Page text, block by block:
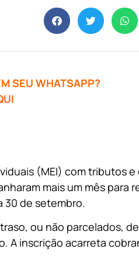
SEU WHATSAPP?
(MEI) com tributos
mais um mês para
30 de setembro.
ou não parcelados,
A inscrição acarreta